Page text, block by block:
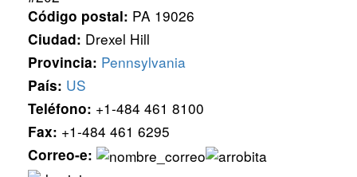
Código postal: PA 19026
Ciudad: Drexel Hill
Provincia: Pennsylvania
País: US
Teléfono: +1-484 461 8100
Fax: +1-484 461 6295
Correo-e: